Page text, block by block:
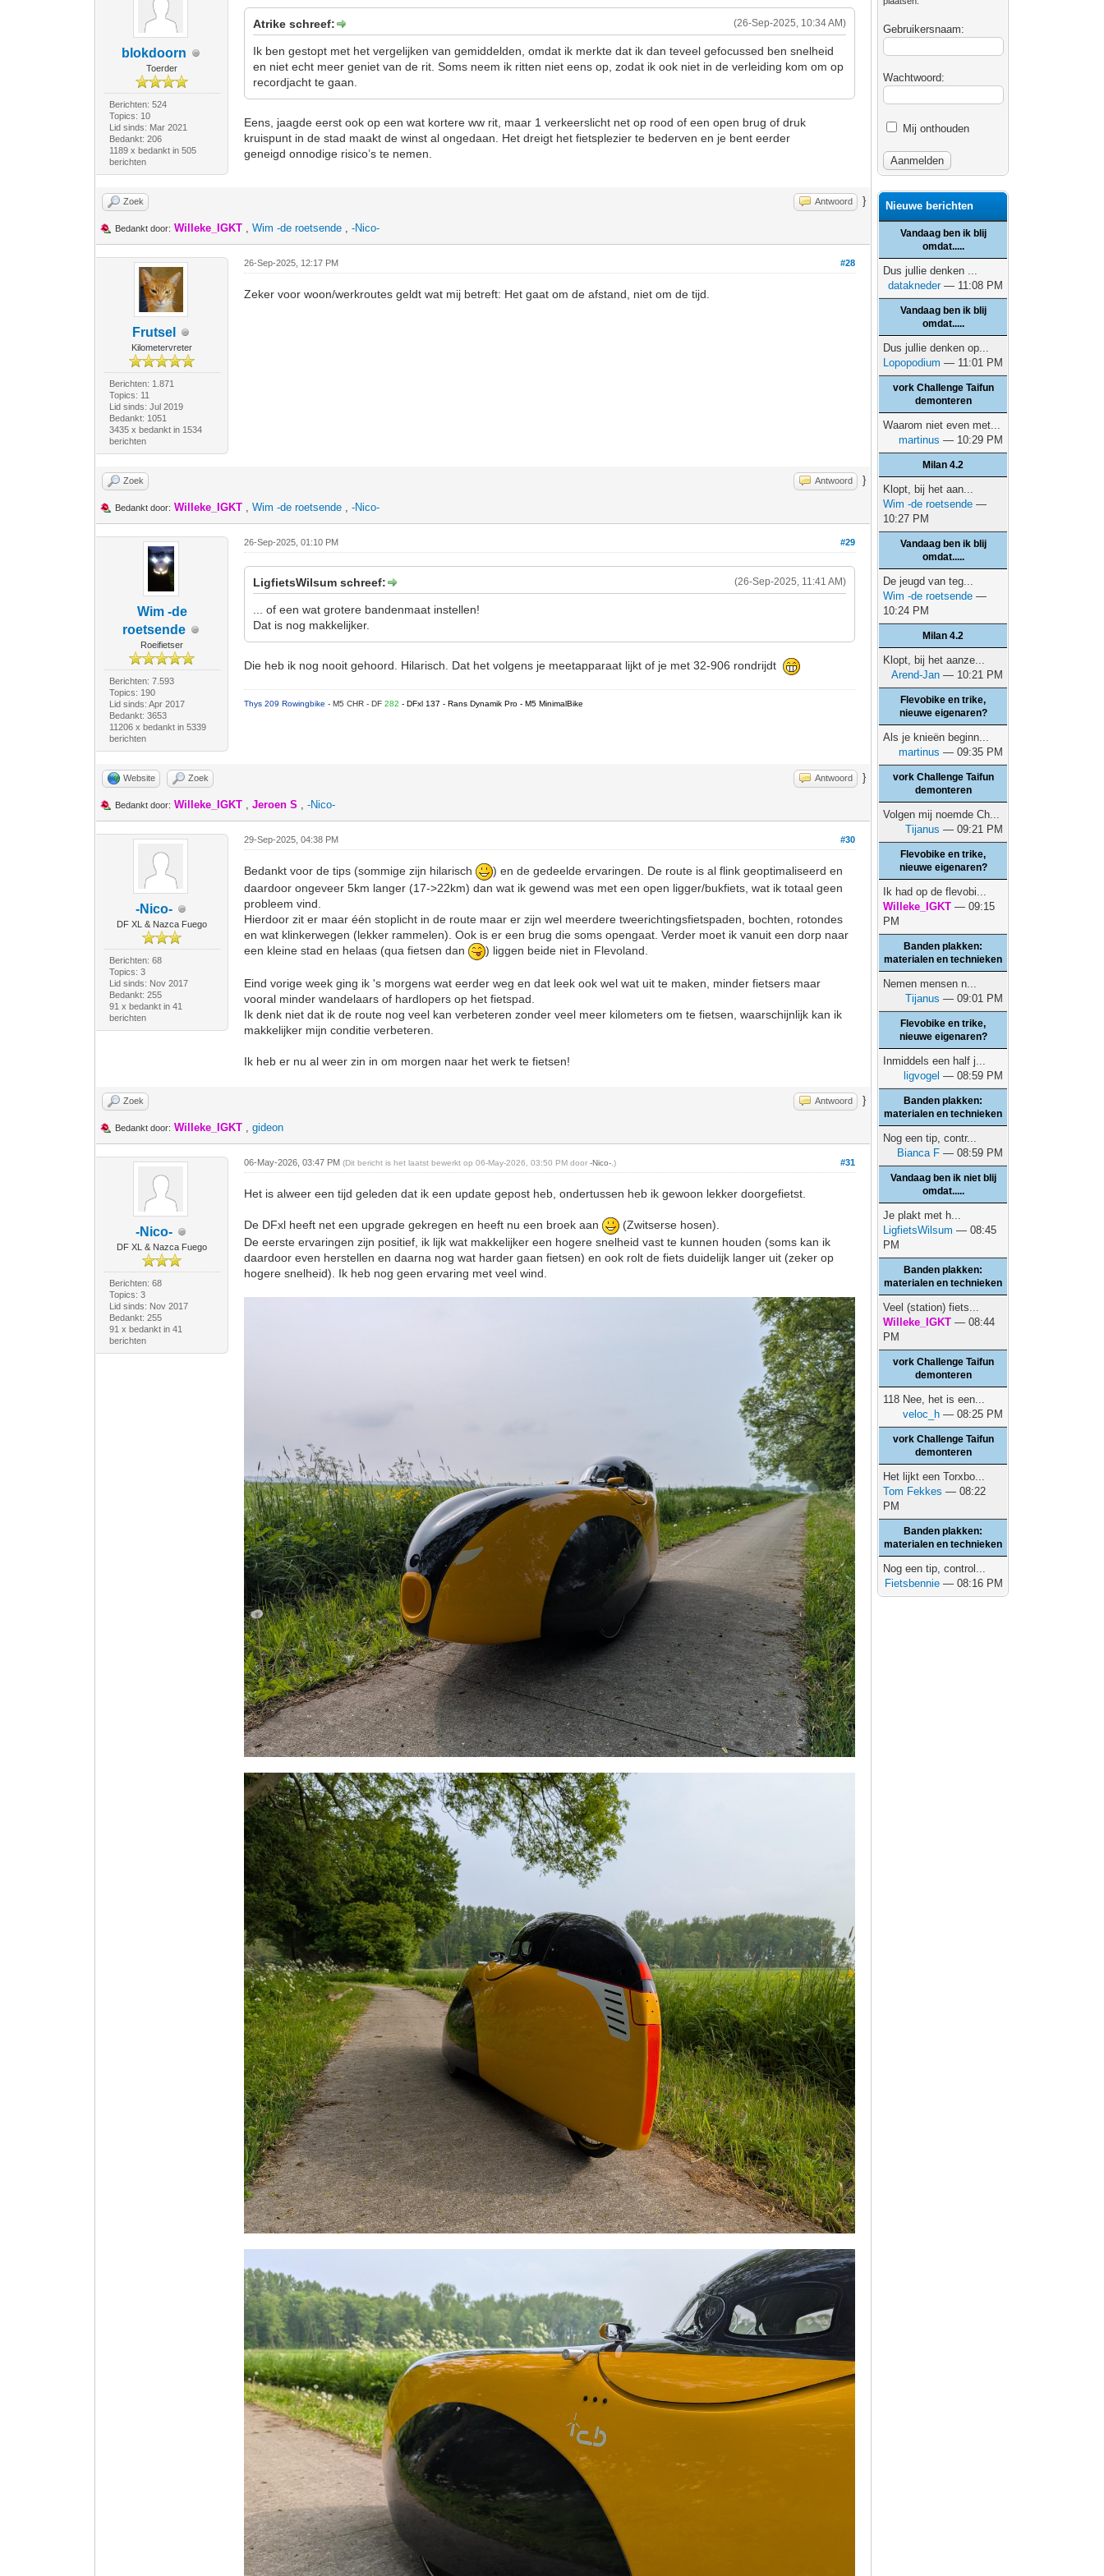
blokdoorn
Toerder
Berichten: 524
Topics: 10
Lid sinds: Mar 2021
Bedankt: 206
1189 x bedankt in 505
berichten
(26-Sep-2025, 10:34 AM)
Atrike schreef:
Ik ben gestopt met het vergelijken van gemiddelden, omdat ik merkte dat ik dan teveel gefocussed ben snelheid
en niet echt meer geniet van de rit. Soms neem ik ritten niet eens op, zodat ik ook niet in de verleiding kom om op
recordjacht te gaan.
Eens, jaagde eerst ook op een wat kortere ww rit, maar 1 verkeerslicht net op rood of een open brug of druk
kruispunt in de stad maakt de winst al ongedaan. Het dreigt het fietsplezier te bederven en je bent eerder
geneigd onnodige risico’s te nemen.
Zoek Antwoord }
Bedankt door: Willeke_IGKT ,Wim -de roetsende ,-Nico-
Frutsel
Kilometervreter
Berichten: 1.871
Topics: 11
Lid sinds: Jul 2019
Bedankt: 1051
3435 x bedankt in 1534
berichten
#28
26-Sep-2025, 12:17 PM
Zeker voor woon/werkroutes geldt wat mij betreft: Het gaat om de afstand, niet om de tijd.
Zoek Antwoord }
Bedankt door: Willeke_IGKT ,Wim -de roetsende ,-Nico-
Wim -de
roetsende
Roeifietser
Berichten: 7.593
Topics: 190
Lid sinds: Apr 2017
Bedankt: 3653
11206 x bedankt in 5339
berichten
#29
26-Sep-2025, 01:10 PM
(26-Sep-2025, 11:41 AM)
LigfietsWilsum schreef:
... of een wat grotere bandenmaat instellen!
Dat is nog makkelijker.
Die heb ik nog nooit gehoord. Hilarisch. Dat het volgens je meetapparaat lijkt of je met 32-906 rondrijdt
Thys 209 Rowingbike- M5 CHR - DF282- DFxl 137 - Rans Dynamik Pro - M5 MinimalBike
Website Zoek Antwoord }
Bedankt door: Willeke_IGKT ,Jeroen S ,-Nico-
-Nico-
DF XL & Nazca Fuego
Berichten: 68
Topics: 3
Lid sinds: Nov 2017
Bedankt: 255
91 x bedankt in 41
berichten
#30
29-Sep-2025, 04:38 PM
Bedankt voor de tips (sommige zijn hilarisch
) en de gedeelde ervaringen. De route is al flink geoptimaliseerd en
daardoor ongeveer 5km langer (17->22km) dan wat ik gewend was met een open ligger/bukfiets, wat ik totaal geen
probleem vind.
Hierdoor zit er maar één stoplicht in de route maar er zijn wel meerdere tweerichtingsfietspaden, bochten, rotondes
en wat klinkerwegen (lekker rammelen). Ook is er een brug die soms opengaat. Verder moet ik vanuit een dorp naar
een kleine stad en helaas (qua fietsen dan
) liggen beide niet in Flevoland.
Eind vorige week ging ik 's morgens wat eerder weg en dat leek ook wel wat uit te maken, minder fietsers maar
vooral minder wandelaars of hardlopers op het fietspad.
Ik denk niet dat ik de route nog veel kan verbeteren zonder veel meer kilometers om te fietsen, waarschijnlijk kan ik
makkelijker mijn conditie verbeteren.
Ik heb er nu al weer zin in om morgen naar het werk te fietsen!
Zoek Antwoord }
Bedankt door: Willeke_IGKT ,gideon
-Nico-
DF XL & Nazca Fuego
Berichten: 68
Topics: 3
Lid sinds: Nov 2017
Bedankt: 255
91 x bedankt in 41
berichten
#31
06-May-2026, 03:47 PM(Dit bericht is het laatst bewerkt op 06-May-2026, 03:50 PM door-Nico- .)
Het is alweer een tijd geleden dat ik een update gepost heb, ondertussen heb ik gewoon lekker doorgefietst.
De DFxl heeft net een upgrade gekregen en heeft nu een broek aan
(Zwitserse hosen).
De eerste ervaringen zijn positief, ik lijk wat makkelijker een hogere snelheid vast te kunnen houden (soms kan ik
daardoor even herstellen en daarna nog wat harder gaan fietsen) en ook rolt de fiets duidelijk langer uit (zeker op
hogere snelheid). Ik heb nog geen ervaring met veel wind.
Gebruikersnaam:
Wachtwoord:
Mij onthouden
Nieuwe berichten
Vandaag ben ik blij
omdat.....
Dus jullie denken ...
datakneder— 11:08 PM
Vandaag ben ik blij
omdat.....
Dus jullie denken op...
Lopopodium — 11:01 PM
vork Challenge Taifun
demonteren
Waarom niet even met...
martinus — 10:29 PM
Milan 4.2
Klopt, bij het aan...
Wim -de roetsende —
10:27 PM
Vandaag ben ik blij
omdat.....
De jeugd van teg...
Wim -de roetsende —
10:24 PM
Milan 4.2
Klopt, bij het aanze...
Arend-Jan — 10:21 PM
Flevobike en trike,
nieuwe eigenaren?
Als je knieën beginn...
martinus — 09:35 PM
vork Challenge Taifun
demonteren
Volgen mij noemde Ch...
Tijanus — 09:21 PM
Flevobike en trike,
nieuwe eigenaren?
Ik had op de flevobi...
Willeke_IGKT — 09:15
PM
Banden plakken:
materialen en technieken
Nemen mensen n...
Tijanus — 09:01 PM
Flevobike en trike,
nieuwe eigenaren?
Inmiddels een half j...
ligvogel — 08:59 PM
Banden plakken:
materialen en technieken
Nog een tip, contr...
Bianca F — 08:59 PM
Vandaag ben ik niet blij
omdat.....
Je plakt met h...
LigfietsWilsum — 08:45
PM
Banden plakken:
materialen en technieken
Veel (station) fiets...
Willeke_IGKT — 08:44
PM
vork Challenge Taifun
demonteren
118 Nee, het is een...
veloc_h — 08:25 PM
vork Challenge Taifun
demonteren
Het lijkt een Torxbo...
Tom Fekkes — 08:22
PM
Banden plakken:
materialen en technieken
Nog een tip, control...
Fietsbennie — 08:16 PM